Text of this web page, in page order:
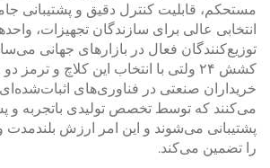
مستحکم، قابلیت کنترل دقیق و پشتیبانی
انتخابی عالی برای سازندگان تجهیزات،
توزیع‌کنندگان فعال در بازارهای جهانی
کشش ۲۴ ولتی
با انتخاب این کلاچ و ترمز
خریداران صنعتی در فناوری‌های
می‌کنند که توسط تخصص تولیدی باتجربه و
پشتیبانی می‌شوند و این امر ارزش بلندمدت
را تضمین می‌کند.